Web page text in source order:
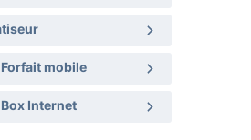
mobile
Internet